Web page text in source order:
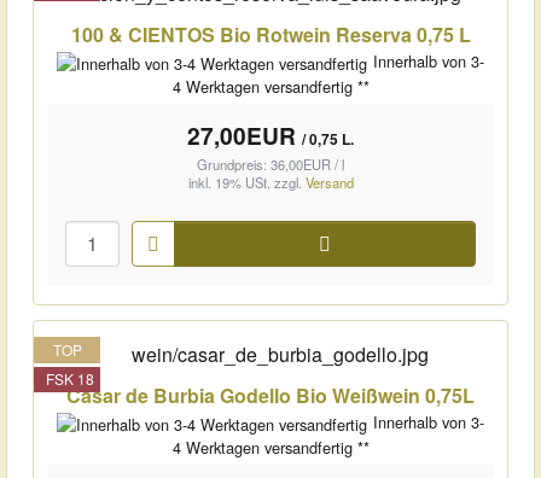
100 & CIENTOS Bio Rotwein Reserva 0,75 L
Innerhalb von 3-
4 Werktagen versandfertig **
27,00EUR / 0,75 L.
Grundpreis: 36,00EUR / l
inkl. 19% USt. zzgl. Versand
TOP
FSK 18
Casar de Burbia Godello Bio Weißwein 0,75L
Innerhalb von 3-
4 Werktagen versandfertig **